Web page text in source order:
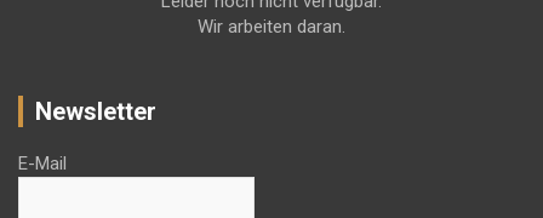
Wir arbeiten daran.
Newsletter
E-Mail